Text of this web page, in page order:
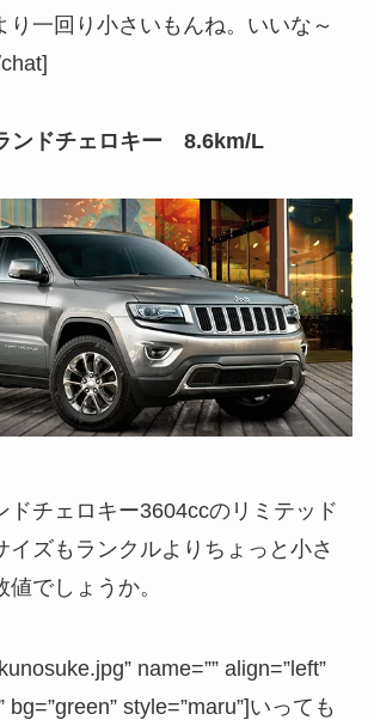
り一回り小さいもんね。いいな～
ドチェロキー 8.6km/L
ドチェロキー3604ccのリミテッド
イズもランクルよりちょっと小さ
でしょうか。
name=”” align=”left”
bg=”green” style=”maru”]いっても